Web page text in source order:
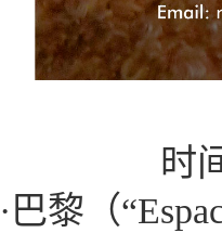
时
·巴黎（